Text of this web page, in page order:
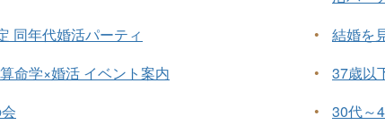
同年代婚活パーティ •
結婚を
命学×婚活 イベント案内 •
37歳以
•
30代～